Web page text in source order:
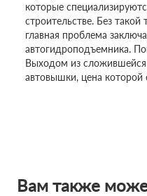
которые
строительстве. Без
главная проблема
автогидроподъемника.
Выходом из сложившейся
автовышки, цена
Вам также